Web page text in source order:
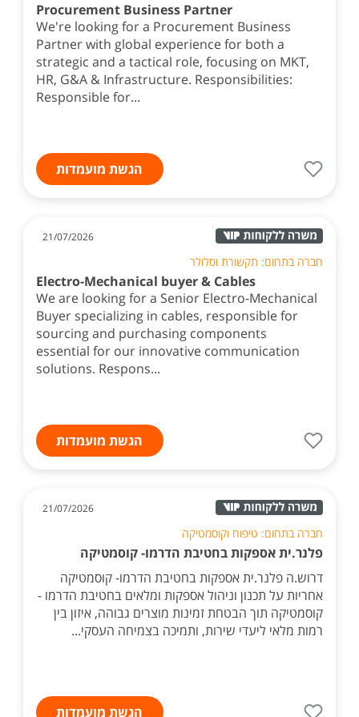
Procurement Business Partner
We're looking for a Procurement Business
Partner with global experience for both a
strategic and a tactical role, focusing on MKT,
HR, G&A & Infrastructure. Responsibilities:
Responsible for...
הגשת מועמדות
21/07/2026
חברה בתחום: תקשורת וסלולר
Electro-Mechanical buyer & Cables
We are looking for a Senior Electro-Mechanical
Buyer specializing in cables, responsible for
sourcing and purchasing components
essential for our innovative communication
solutions. Respons...
הגשת מועמדות
21/07/2026
חברה בתחום: טיפוח וקוסמטיקה
פלנר.ית אספקות בחטיבת הדרמו- קוסמטיקה
דרוש.ה פלנר.ית אספקות בחטיבת הדרמו- קוסמטיקה
אחריות על תכנון וניהול אספקות ומלאים בחטיבת הדרמו -
קוסמטיקה תוך הבטחת זמינות מוצרים גבוהה, איזון בין
רמות מלאי ליעדי שירות, ותמיכה בצמיחה העסקי...
הגשת מועמדות